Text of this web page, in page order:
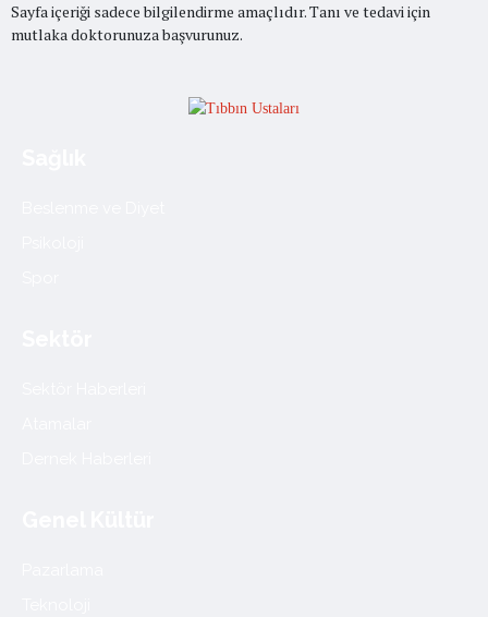
Sayfa içeriği sadece bilgilendirme amaçlıdır. Tanı ve tedavi için
mutlaka doktorunuza başvurunuz.